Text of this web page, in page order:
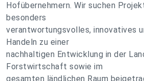
Hofübernehmern. Wir suchen
besonders
verantwortungsvolles, innovatives
Handeln zu einer
nachhaltigen Entwicklung in der
Forstwirtschaft sowie im
gesamten ländlichen Raum